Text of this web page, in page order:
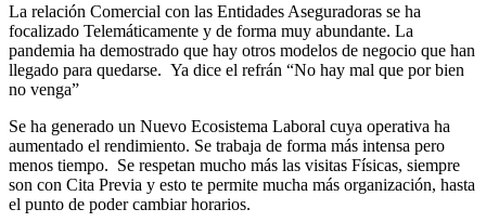
La relación Comercial con las Entidades Aseguradoras se ha
focalizado Telemáticamente y de forma muy abundante. La
pandemia ha demostrado que hay otros modelos de negocio que han
llegado para quedarse. Ya dice el refrán “No hay mal que por bien
no venga”
Se ha generado un Nuevo Ecosistema Laboral cuya operativa ha
aumentado el rendimiento. Se trabaja de forma más intensa pero
menos tiempo. Se respetan mucho más las visitas Físicas, siempre
son con Cita Previa y esto te permite mucha más organización, hasta
el punto de poder cambiar horarios.